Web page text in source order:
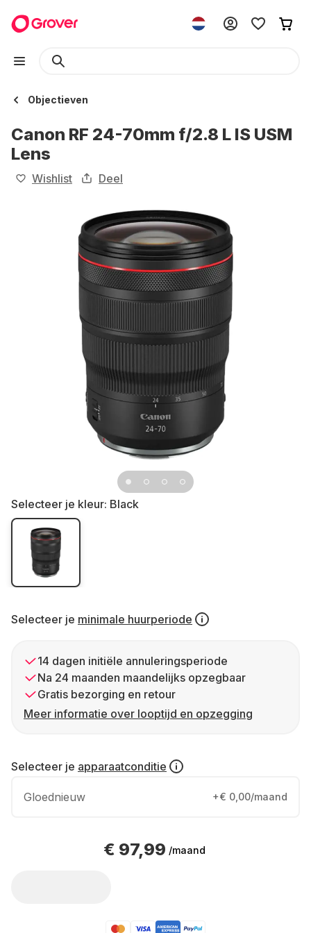
Objectieven
Canon RF 24-70mm f/2.8 L IS USM
Lens
Wishlist Deel
Selecteer je kleur: Black
Selecteer je minimale huurperiode
14 dagen initiële annuleringsperiode
Na 24 maanden maandelijks opzegbaar
Gratis bezorging en retour
Meer informatie over looptijd en opzegging
Selecteer je apparaatconditie
Gloednieuw +€ 0,00/maand
€ 97,99 /maand